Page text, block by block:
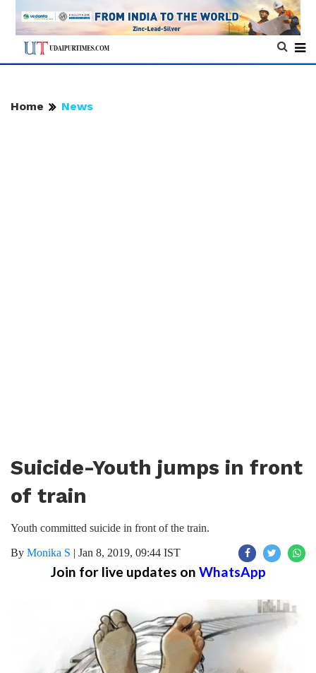
Home News
Suicide-Youth jumps in front
of train
Youth committed suicide in front of the train.
By Monika S | Jan 8, 2019, 09:44 IST
Join for live updates on WhatsApp